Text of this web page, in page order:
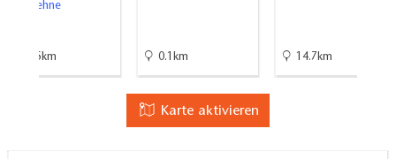
Strodehne
35.5km 0.1km 14.7km
Karte aktivieren